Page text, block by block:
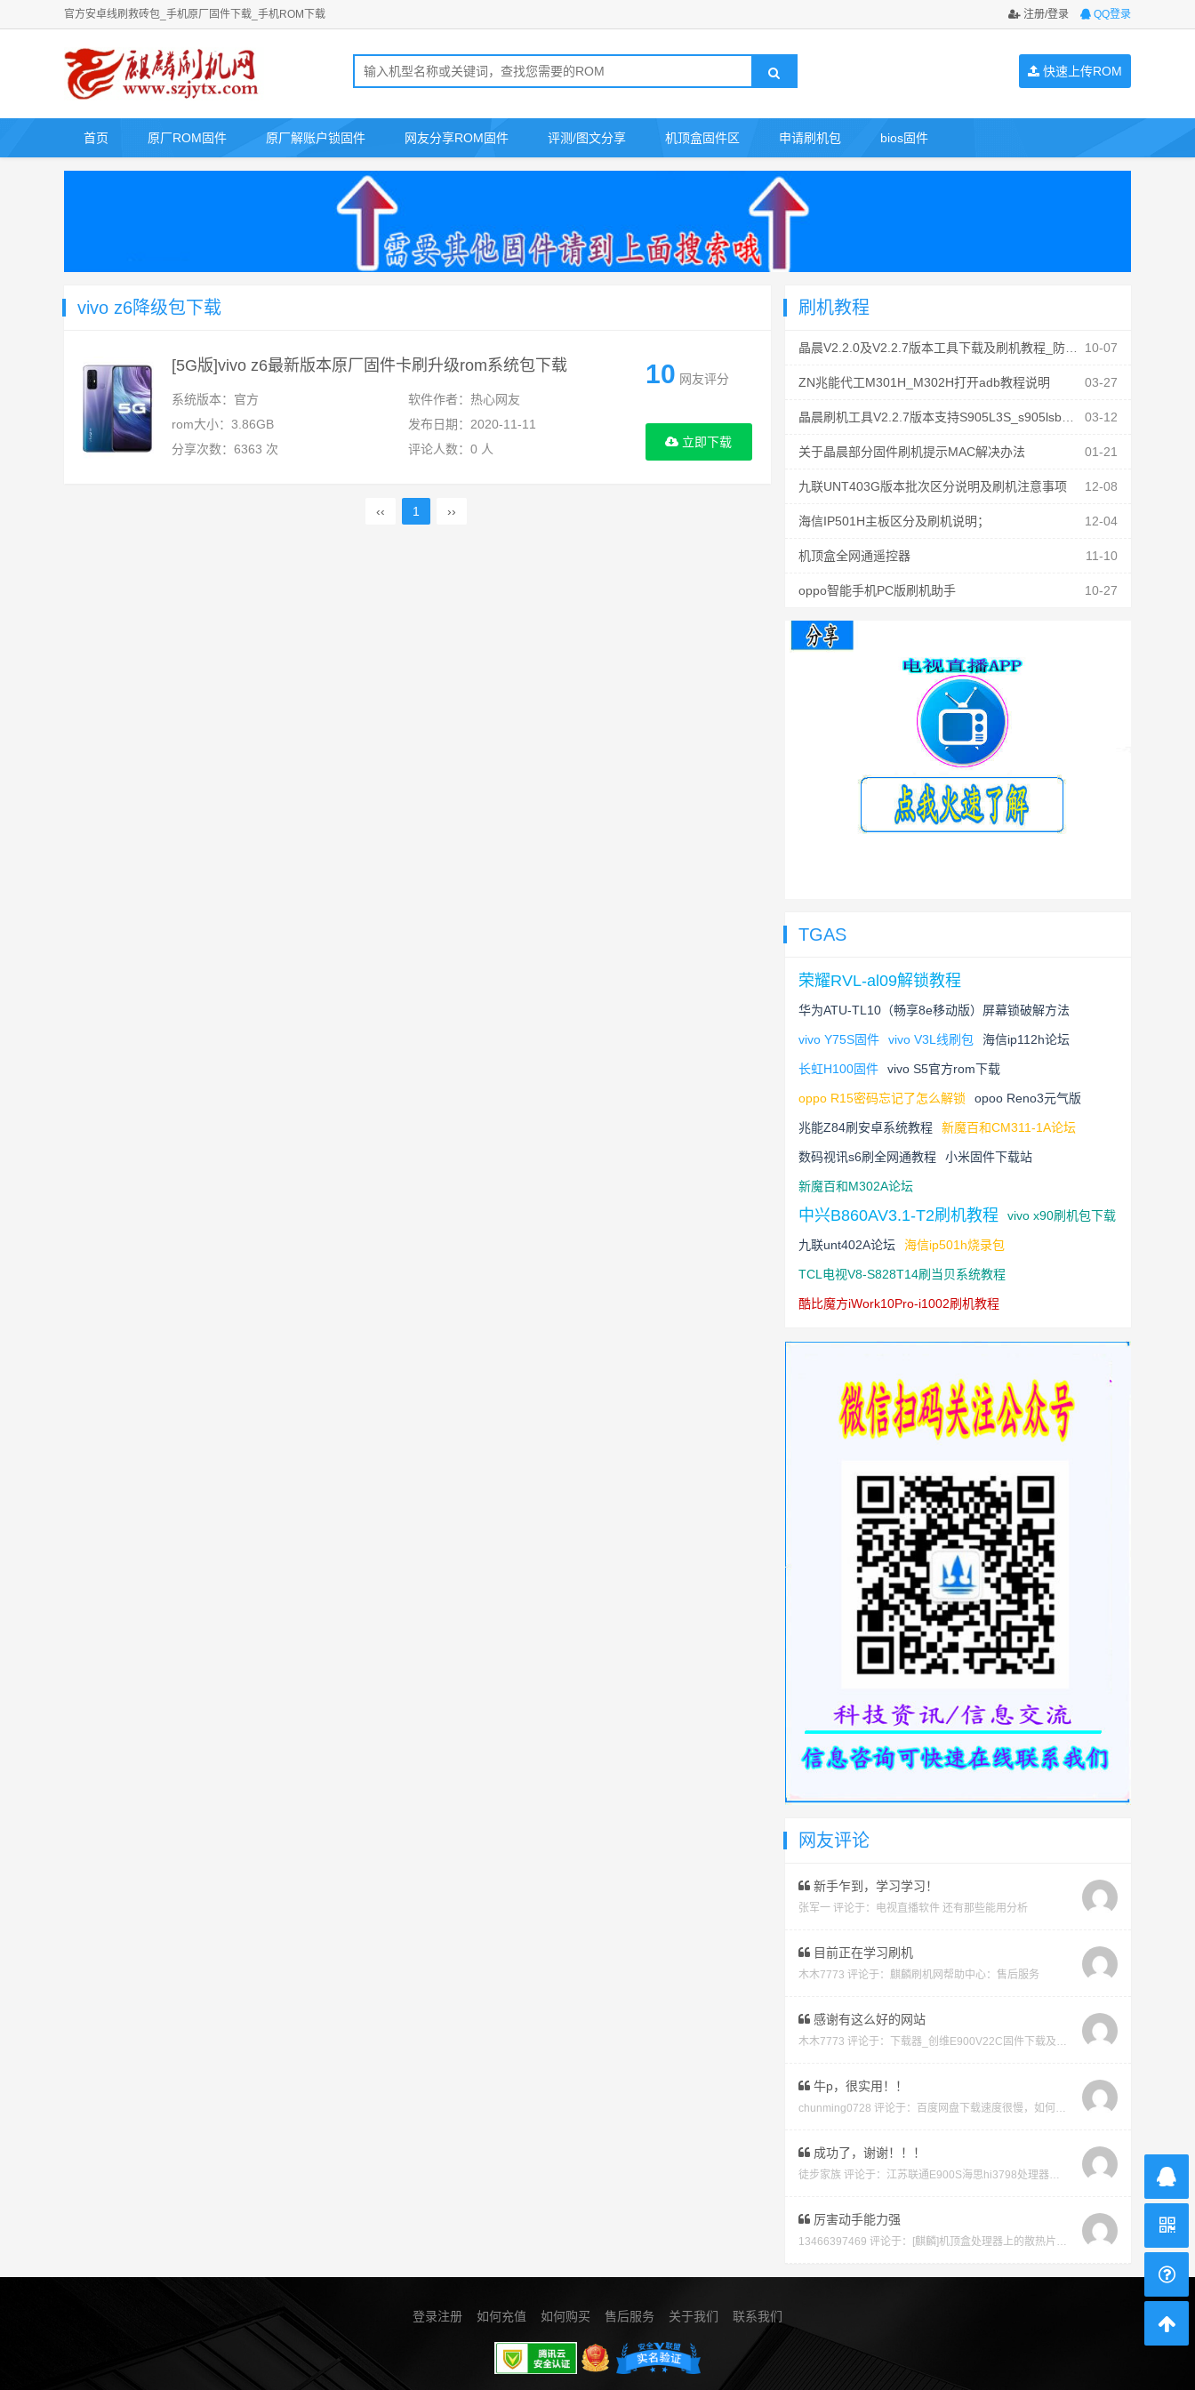
注册/登录 QQ登录
官方安卓线刷救砖包_手机原厂固件下载_手机ROM下载
快速上传ROM
首页 原厂ROM固件 原厂解账户锁固件 网友分享ROM固件 评测/图文分享 机顶盒固件区 申请刷机包 bios固件
vivo z6降级包下载
[5G版]vivo z6最新版本原厂固件卡刷升级rom系统包下载
系统版本：官方
软件作者：热心网友
rom大小：3.86GB
发布日期：2020-11-11
分享次数：6363 次
评论人数：0 人
10 网友评分
立即下载
‹‹ 1 ››
刷机教程
10-07
晶晨V2.2.0及V2.2.7版本工具下载及刷机教程_防丢mac
03-27
ZN兆能代工M301H_M302H打开adb教程说明
03-12
晶晨刷机工具V2.2.7版本支持S905L3S_s905lsb固件刷机
01-21
关于晶晨部分固件刷机提示MAC解决办法
12-08
九联UNT403G版本批次区分说明及刷机注意事项
12-04
海信IP501H主板区分及刷机说明；
11-10
机顶盒全网通遥控器
10-27
oppo智能手机PC版刷机助手
TGAS
荣耀RVL-al09解锁教程
华为ATU-TL10（畅享8e移动版）屏幕锁破解方法
vivo Y75S固件 vivo V3L线刷包 海信ip112h论坛
长虹H100固件 vivo S5官方rom下载
oppo R15密码忘记了怎么解锁 opoo Reno3元气版
兆能Z84刷安卓系统教程 新魔百和CM311-1A论坛
数码视讯s6刷全网通教程 小米固件下载站
新魔百和M302A论坛
中兴B860AV3.1-T2刷机教程 vivo x90刷机包下载
九联unt402A论坛 海信ip501h烧录包
TCL电视V8-S828T14刷当贝系统教程
酷比魔方iWork10Pro-i1002刷机教程
网友评论
新手乍到，学习学习！
张军一 评论于： 电视直播软件 还有那些能用分析
目前正在学习刷机
木木7773 评论于： 麒麟刷机网帮助中心：售后服务
感谢有这么好的网站
木木7773 评论于： 下载器_创维E900V22C固件下载及版本说明指引_看好在下载避免刷成砖
牛p，很实用！！
chunming0728 评论于： 百度网盘下载速度很慢，如何才能不开vip会员就能享受高速下载的教程
成功了，谢谢！！！
徒步家族 评论于： 江苏联通E900S海思hi3798处理器强刷安卓系统教程
厉害动手能力强
13466397469 评论于： [麒麟]机顶盒处理器上的散热片取下教程及复原教程
登录注册 如何充值 如何购买 售后服务 关于我们 联系我们